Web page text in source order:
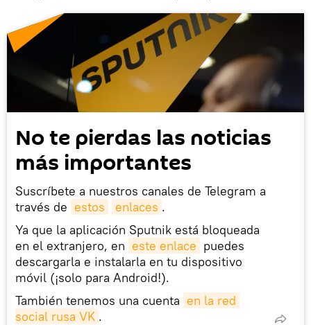
No te pierdas las noticias
más importantes
Suscríbete a nuestros canales de Telegram a
través de estos enlaces .
Ya que la aplicación Sputnik está bloqueada
en el extranjero, en este enlace puedes
descargarla e instalarla en tu dispositivo
móvil (¡solo para Android!).
También tenemos una cuenta en la red
social rusa VK .